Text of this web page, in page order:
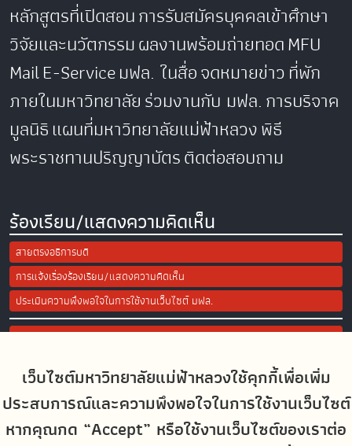
เว็บไซต์มหาวิทยาลัยแม่ฟ้าหลวงใช้คุกกี้เพื่อเพิ่ม
ประสบการณ์และความพึงพอใจในการใช้งานเว็บไซต์
หากคุณกด “Accept” หรือใช้งานเว็บไซต์ของเราต่อ
หลักสูตรที่เปิดสอนการรับสมัครบุคคลเข้าศึกษา
วิจัยและนวัตกรรมผลงานพร้อมถ่ายทอดMFU
MailE-Serviceมฟล. ในสื่อจดหมายข่าวที่พัก
ภายในมหาวิทยาลัยร่วมงานกับ มฟล.การบริจาค
มูลนิธิแผนที่มหาวิทยาลัยแม่ฟ้าหลวงพิธี
พระราชทานปริญญาบัตรติดต่อสอบถาม
ร้องเรียน/แสดงความคิดเห็น
สายตรงอธิการบดี
การแจ้งเรื่องร้องเรียน/แสดงความคิดเห็น
ประเมินความพึงพอใจในการใช้งานเว็บไซต์ มฟล.
Site Map
Social Media